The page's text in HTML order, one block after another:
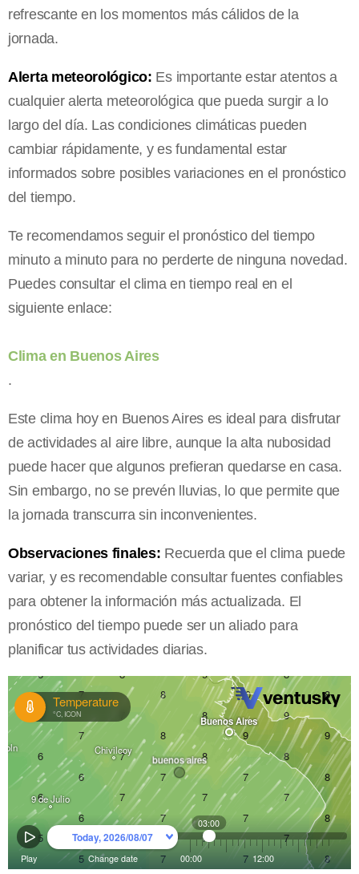
refrescante en los momentos más cálidos de la
jornada.
Alerta meteorológico: Es importante estar atentos a
cualquier alerta meteorológica que pueda surgir a lo
largo del día. Las condiciones climáticas pueden
cambiar rápidamente, y es fundamental estar
informados sobre posibles variaciones en el pronóstico
del tiempo.
Te recomendamos seguir el pronóstico del tiempo
minuto a minuto para no perderte de ninguna novedad.
Puedes consultar el clima en tiempo real en el
siguiente enlace:
Clima en Buenos Aires
.
Este clima hoy en Buenos Aires es ideal para disfrutar
de actividades al aire libre, aunque la alta nubosidad
puede hacer que algunos prefieran quedarse en casa.
Sin embargo, no se prevén lluvias, lo que permite que
la jornada transcurra sin inconvenientes.
Observaciones finales: Recuerda que el clima puede
variar, y es recomendable consultar fuentes confiables
para obtener la información más actualizada. El
pronóstico del tiempo puede ser un aliado para
planificar tus actividades diarias.